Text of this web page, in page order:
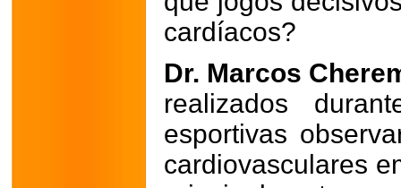
cardíacos?
Dr. Marcos
realizados
esportivas
cardiovasculares